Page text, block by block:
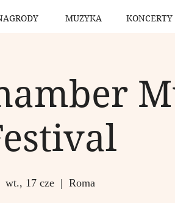
MUZYKA KONCERTY
wt., 17 cze
  |
Roma